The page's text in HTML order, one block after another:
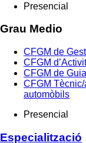
Presencial
Grau Medio
CFGM de
CFGM
CFGM de
CFGM
automòbils
Presencial
Especialització